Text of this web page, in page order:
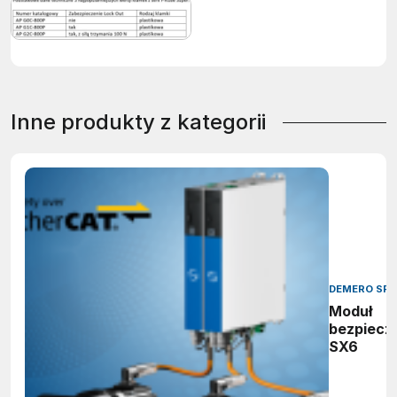
Inne produkty z kategorii
DEMERO
Moduł
SX6